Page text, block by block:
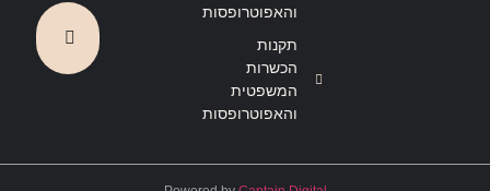
והאפוטרופסות
תקנות
הכשרות
המשפטית
והאפוטרופסות